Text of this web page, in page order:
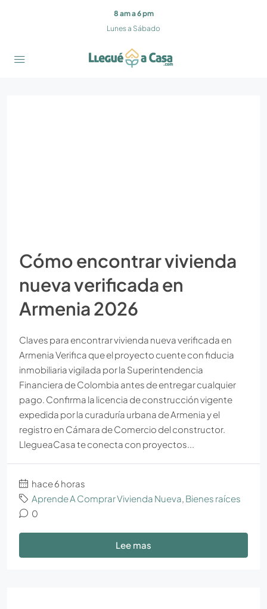
8 am a 6 pm
Lunes a Sábado
Cómo encontrar vivienda
nueva verificada en
Armenia 2026
Claves para encontrar vivienda nueva verificada en
Armenia Verifica que el proyecto cuente con fiducia
inmobiliaria vigilada por la Superintendencia
Financiera de Colombia antes de entregar cualquier
pago. Confirma la licencia de construcción vigente
expedida por la curaduría urbana de Armenia y el
registro en Cámara de Comercio del constructor.
LlegueaCasa te conecta con proyectos...
hace 6 horas
Aprende A Comprar Vivienda Nueva Bienes raíces
0
Lee mas